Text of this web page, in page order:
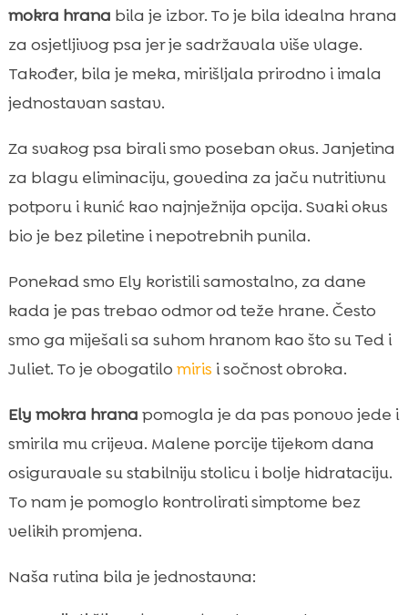
mokra hrana bila je izbor. To je bila idealna hrana
za osjetljivog psa jer je sadržavala više vlage.
Također, bila je meka, mirišljala prirodno i imala
jednostavan sastav.
Za svakog psa birali smo poseban okus. Janjetina
za blagu eliminaciju, govedina za jaču nutritivnu
potporu i kunić kao najnježnija opcija. Svaki okus
bio je bez piletine i nepotrebnih punila.
Ponekad smo Ely koristili samostalno, za dane
kada je pas trebao odmor od teže hrane. Često
smo ga miješali sa suhom hranom kao što su Ted i
Juliet. To je obogatilo miris i sočnost obroka.
Ely mokra hrana pomogla je da pas ponovo jede i
smirila mu crijeva. Malene porcije tijekom dana
osiguravale su stabilniju stolicu i bolje hidrataciju.
To nam je pomoglo kontrolirati simptome bez
velikih promjena.
Naša rutina bila je jednostavna: